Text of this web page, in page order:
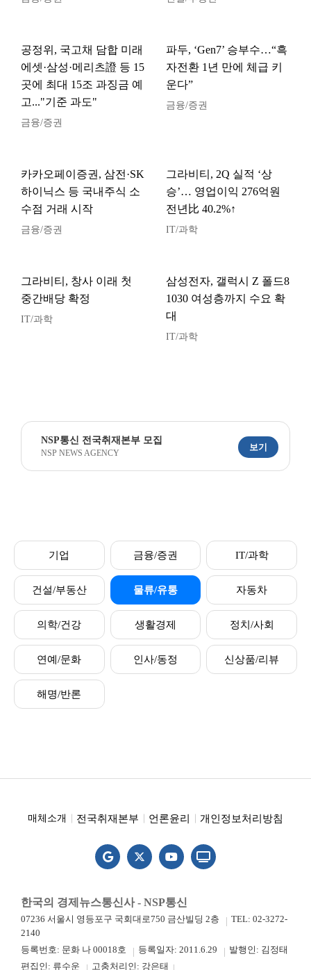
공정위, 국고채 담합 미래
에셋·삼성·메리츠證 등 15
곳에 최대 15조 과징금 예
고..."기준 과도"
금융/증권
파두, ‘Gen7’ 승부수…“흑
자전환 1년 만에 체급 키
운다”
금융/증권
카카오페이증권, 삼전·SK
하이닉스 등 국내주식 소
수점 거래 시작
금융/증권
그라비티, 2Q 실적 ‘상
승’… 영업이익 276억원
전년比 40.2%↑
IT/과학
그라비티, 창사 이래 첫
중간배당 확정
IT/과학
삼성전자, 갤럭시 Z 폴드8
1030 여성층까지 수요 확
대
IT/과학
NSP통신 전국취재본부 모집
NSP NEWS AGENCY
보기
기업 금융/증권 IT/과학
건설/부동산 물류/유통 자동차
의학/건강 생활경제 정치/사회
연예/문화 인사/동정 신상품/리뷰
해명/반론
매체소개 전국취재본부 언론윤리 개인정보처리방침
한국의 경제뉴스통신사 - NSP통신
07236 서울시 영등포구 국회대로750 금산빌딩 2층
TEL: 02-3272-
2140
등록번호: 문화 나 00018호
등록일자: 2011.6.29
발행인: 김정태
편집인: 류수운
고충처리인: 강은태